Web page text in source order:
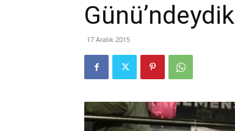
Günü’ndeydik
17 Aralık 2015